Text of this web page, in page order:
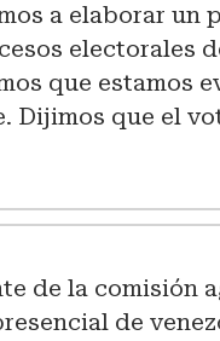
a elaborar un
electorales
que estamos
Dijimos que el
de la comisión
de